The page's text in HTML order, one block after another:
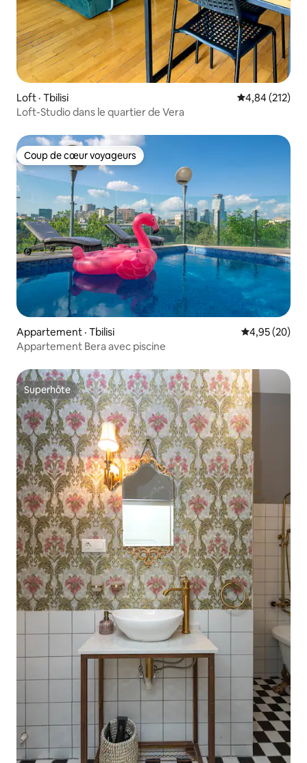
Loft · Tbilisi Note
4,84 (212)
Loft-Studio dans le quartier de Vera
Coup de cœur voyageurs
Coup de cœur voyageurs
Appartement · Tbilisi Note
4,95 (20)
Appartement Bera avec piscine
Superhôte
Superhôte